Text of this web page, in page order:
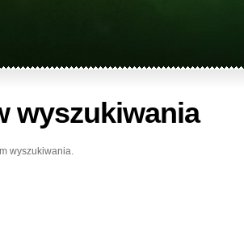
wyszukiwania
wyszukiwania.